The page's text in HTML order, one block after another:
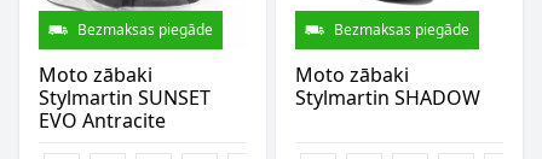
Bezmaksas piegāde
Moto zābaki
Stylmartin SUNSET
EVO Antracite
Bezmaksas piegāde
Moto zābaki
Stylmartin SHADOW